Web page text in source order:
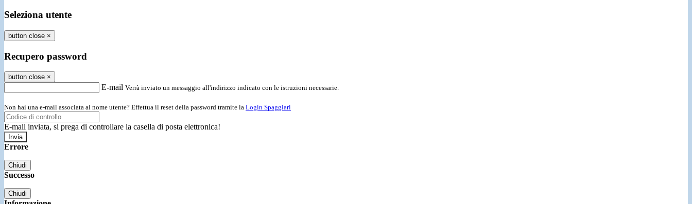
Seleziona utente
button close ×
Recupero password
button close ×
E-mail Verrà inviato un messaggio all'indirizzo indicato con le istruzioni necessarie.
Non hai una e-mail associata al nome utente? Effettua il reset della password tramite la Login Spaggiari
E-mail inviata, si prega di controllare la casella di posta elettronica!
Errore
Chiudi
Successo
Chiudi